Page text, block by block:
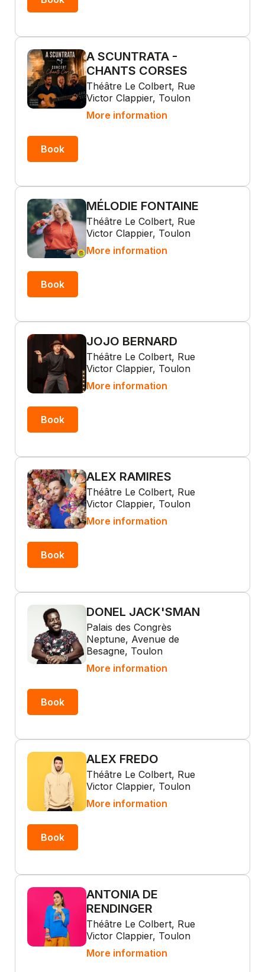
A SCUNTRATA -
CHANTS CORSES
Théâtre Le Colbert, Rue
Victor Clappier, Toulon
More information
Book
MÉLODIE FONTAINE
Théâtre Le Colbert, Rue
Victor Clappier, Toulon
More information
Book
JOJO BERNARD
Théâtre Le Colbert, Rue
Victor Clappier, Toulon
More information
Book
ALEX RAMIRES
Théâtre Le Colbert, Rue
Victor Clappier, Toulon
More information
Book
DONEL JACK'SMAN
Palais des Congrès
Neptune, Avenue de
Besagne, Toulon
More information
Book
ALEX FREDO
Théâtre Le Colbert, Rue
Victor Clappier, Toulon
More information
Book
ANTONIA DE
RENDINGER
Théâtre Le Colbert, Rue
Victor Clappier, Toulon
More information